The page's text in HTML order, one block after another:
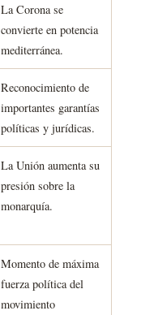
La Corona se
convierte en potencia
mediterránea.
Reconocimiento de
importantes garantías
políticas y jurídicas.
La Unión aumenta su
presión sobre la
monarquía.
Momento de máxima
fuerza política del
movimiento